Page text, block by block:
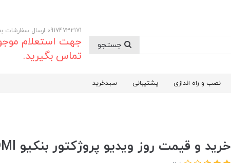
09174732171 ارسال سفارشات بصورت پس‌کرایه تیپاکس
جهت استعلام
تماس بگیرید.
نصب و راه اندازی پشتیبانی سبدخرید
خرید و قیمت روز ویدیو پروژکتور بنکیو BenQ MX720 HDMI